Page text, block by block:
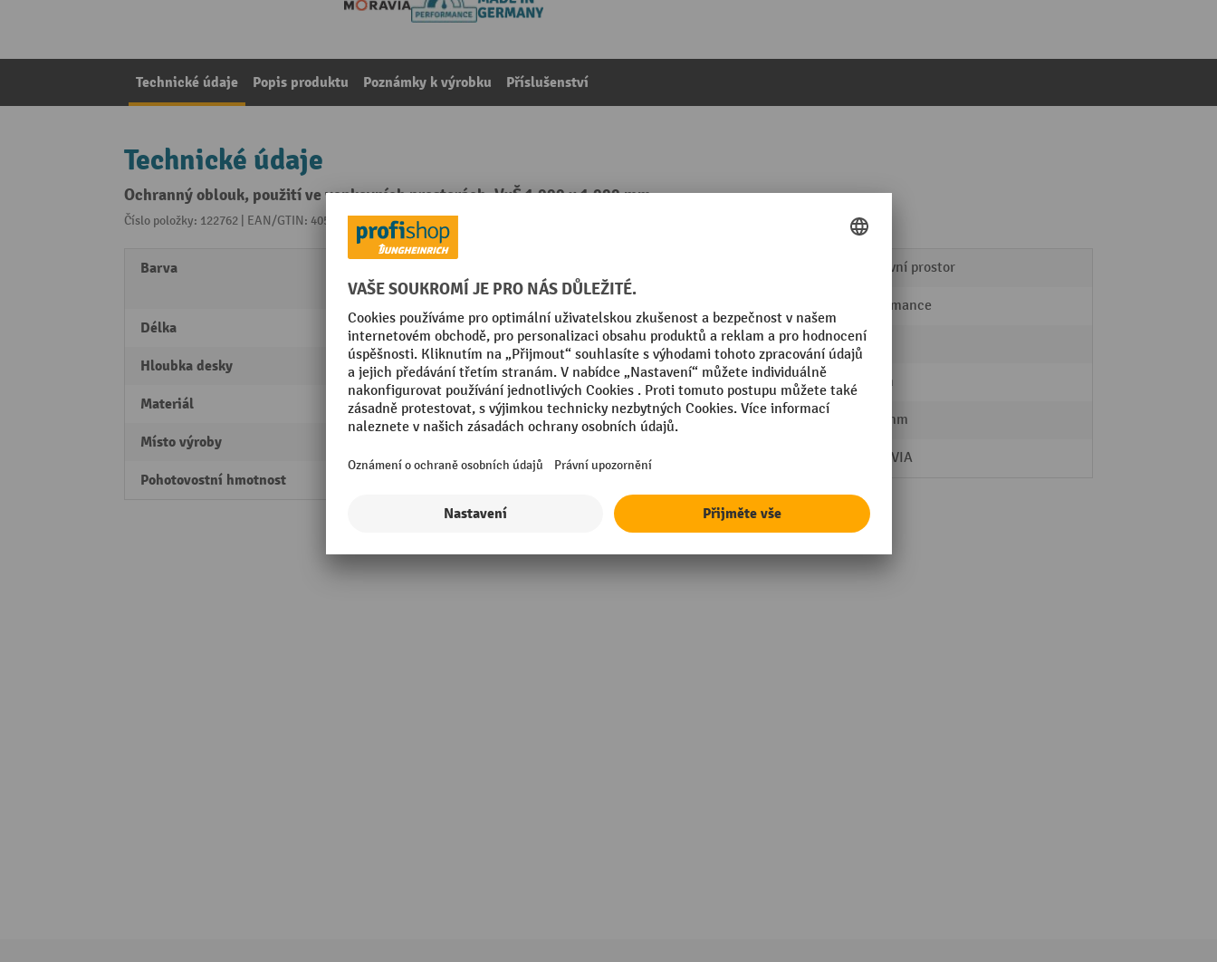
Technické údaje Popis produktu Poznámky k výrobku Příslušenství
Technické údaje
Ochranný oblouk, použití ve venkovních prostorách, VxŠ 1 000 x 1 000 mm
Číslo položky: 122762 | EAN/GTIN: 4055381187112Z kategorie:
Barva
žlutá
Délka 1000 mm
Hloubka desky 160 mm
Materiál Ocel
Místo výroby
Pohotovostní hmotnost
Venkovní prostor
Performance
Tloušťka 2 mm
Tloušťka desky podlahy 10 mm
Výška 1000 mm
Značka MORAVIA